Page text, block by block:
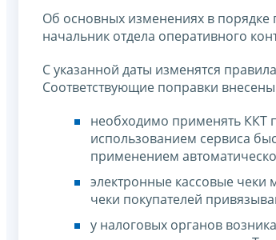
Об основных изменениях в
начальник отдела оперативного
С указанной даты изменятся
Соответствующие поправки
необходимо применять ККТ
использованием сервиса
применением
электронные кассовые чеки
чеки покупателей
у налоговых органов